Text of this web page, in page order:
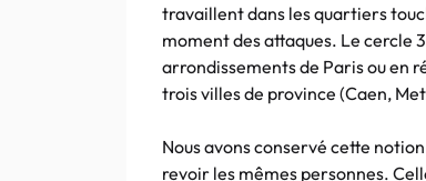
travaillent dans les quartiers
moment des attaques. Le cercle
arrondissements de Paris ou en
trois villes de province (Caen,
Nous avons conservé cette
revoir les mêmes personnes.